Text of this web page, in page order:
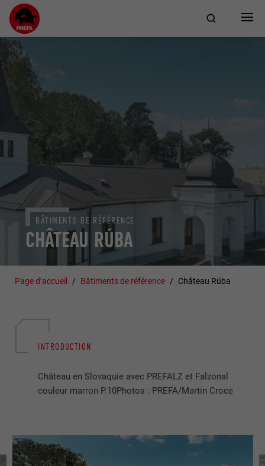
CHÂTEAU RÚBA
BÂTIMENTS DE RÉFÉRENCE
Page d’accueil Bâtiments de référence Château Rúba
INTRODUCTION
Château en Slovaquie avec PREFALZ et Falzonal
couleur marron P.10Photos : PREFA/Martin Croce